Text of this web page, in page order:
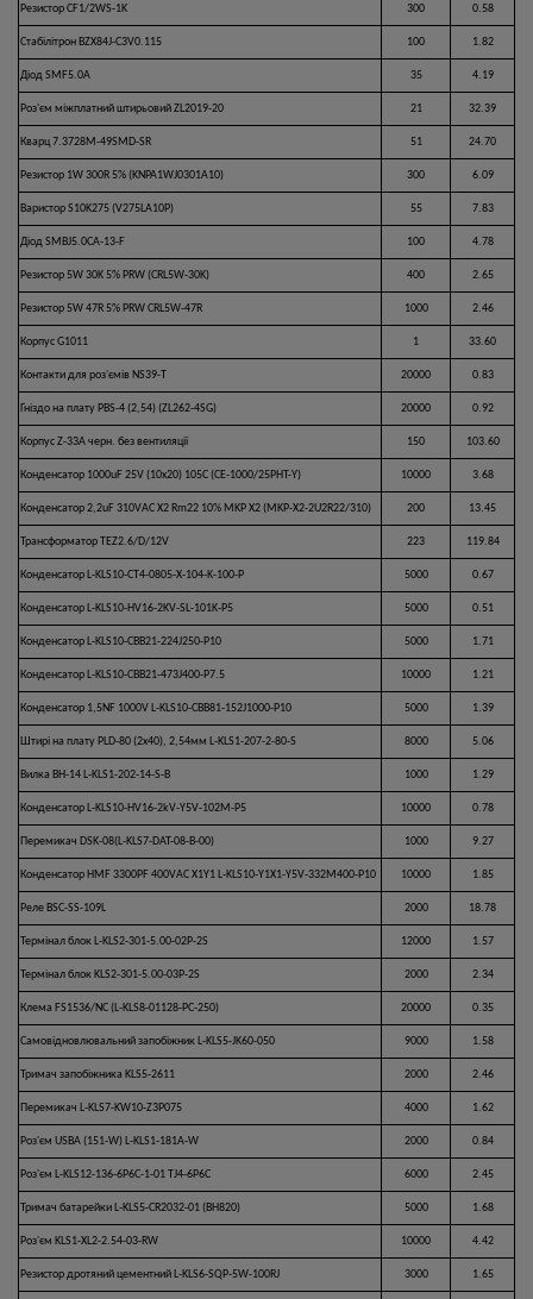
Резистор CF1/2WS-1K 300 0.58
Стабілітрон BZX84J-C3V0.115 100 1.82
Діод SMF5.0A 35 4.19
Роз'єм міжплатний штирьовий ZL2019-20 21 32.39
Кварц 7.3728M-49SMD-SR 51 24.70
Резистор 1W 300R 5% (KNPA1WJ0301A10) 300 6.09
Варистор S10K275 (V275LA10P) 55 7.83
Діод SMBJ5.0CA-13-F 100 4.78
Резистор 5W 30K 5% PRW (CRL5W-30K) 400 2.65
Резистор 5W 47R 5% PRW CRL5W-47R 1000 2.46
Корпус G1011 1 33.60
Контакти для роз'ємів NS39-T 20000 0.83
Гніздо на плату PBS-4 (2,54) (ZL262-4SG) 20000 0.92
Корпус Z-33A черн. без вентиляції 150 103.60
Конденсатор 1000uF 25V (10x20) 105C (CE-1000/25PHT-Y) 10000 3.68
Конденсатор 2,2uF 310VAC X2 Rm22 10% MKP X2 (MKP-X2-2U2R22/310) 200 13.45
Трансформатор TEZ2.6/D/12V 223 119.84
Конденсатор L-KLS10-CT4-0805-X-104-K-100-P 5000 0.67
Конденсатор L-KLS10-HV16-2KV-SL-101K-P5 5000 0.51
Конденсатор L-KLS10-CBB21-224J250-P10 5000 1.71
Конденсатор L-KLS10-CBB21-473J400-P7.5 10000 1.21
Конденсатор 1,5NF 1000V L-KLS10-CBB81-152J1000-P10 5000 1.39
Штирі на плату PLD-80 (2х40), 2,54мм L-KLS1-207-2-80-S 8000 5.06
Вилка ВН-14 L-KLS1-202-14-S-B 1000 1.29
Конденсатор L-KLS10-HV16-2kV-Y5V-102M-P5 10000 0.78
Перемикач DSK-08(L-KLS7-DAT-08-B-00) 1000 9.27
Конденсатор HMF 3300PF 400VAC X1Y1 L-KLS10-Y1X1-Y5V-332M400-P10 10000 1.85
Реле BSC-SS-109L 2000 18.78
Термінал блок L-KLS2-301-5.00-02P-2S 12000 1.57
Термінал блок KLS2-301-5.00-03P-2S 2000 2.34
Клема FS1536/NC (L-KLS8-01128-PC-250) 20000 0.35
Самовідновлювальний запобіжник L-KLS5-JK60-050 9000 1.58
Тримач запобіжника KLS5-2611 2000 2.46
Перемикач L-KLS7-KW10-Z3P075 4000 1.62
Роз'єм USBA (151-W) L-KLS1-181A-W 2000 0.84
Роз'єм L-KLS12-136-6P6C-1-01 TJ4-6P6C 6000 2.45
Тримач батарейки L-KLS5-CR2032-01 (BH820) 5000 1.68
Роз'єм KLS1-XL2-2.54-03-RW 10000 4.42
Резистор дротяний цементний L-KLS6-SQP-5W-100RJ 3000 1.65